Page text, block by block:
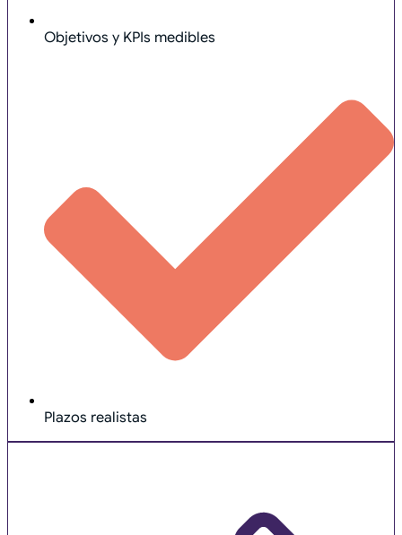
Objetivos y KPIs medibles
Plazos realistas